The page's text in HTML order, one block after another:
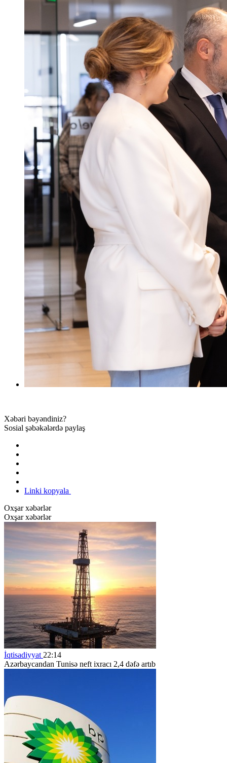
Xəbəri bəyəndiniz?
Sosial şəbəkələrdə paylaş
Linki kopyala
Oxşar xəbərlər
Oxşar xəbərlər
İqtisadiyyat 22:14
Azərbaycandan Tunisə neft ixracı 2,4 dəfə artıb